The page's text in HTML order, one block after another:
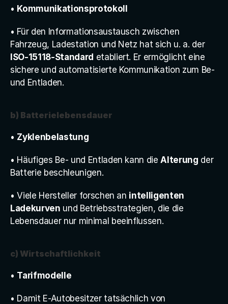
• Kommunikationsprotokoll
• Für den Informationsaustausch zwischen
Fahrzeug, Ladestation und Netz hat sich u. a. der
ISO-15118-Standard etabliert. Er ermöglicht eine
sichere und automatisierte Kommunikation zum Be-
und Entladen.
b) Batterielebensdauer
• Zyklenbelastung
• Häufiges Be- und Entladen kann die Alterung der
Batterie beschleunigen.
• Viele Hersteller forschen an intelligenten
Ladekurven und Betriebsstrategien, die die
Lebensdauer nur minimal beeinflussen.
c) Wirtschaftlichkeit
• Tarifmodelle
• Damit E-Autobesitzer tatsächlich von